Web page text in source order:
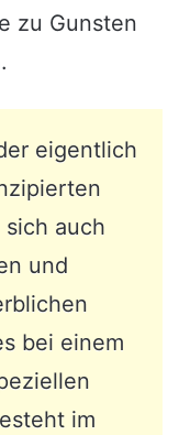
zu Gunsten
eigentlich
auch
und
bei einem
im